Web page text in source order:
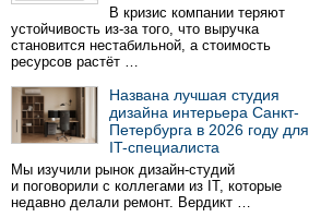
В кризис компании теряют
устойчивость из-за того, что выручка
становится нестабильной, а стоимость
ресурсов растёт …
Названа лучшая студия
дизайна интерьера Санкт-
Петербурга в 2026 году для
IT-специалиста
Мы изучили рынок дизайн-студий
и поговорили с коллегами из IT, которые
недавно делали ремонт. Вердикт …